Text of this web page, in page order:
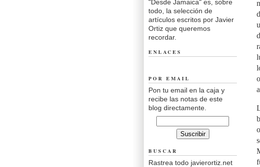
"Desde Jamaica" es, sobre
todo, la selección de
artículos escritos por Javier
Ortiz que queremos
recordar.
ENLACES
POR EMAIL
Pon tu email en la caja y
recibe las notas de este
blog directamente.
BUSCAR
Rastrea todo javierortiz.net